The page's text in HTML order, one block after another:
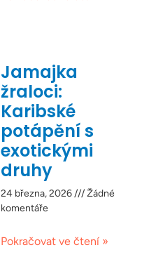
Jamajka
žraloci:
Karibské
potápění s
exotickými
druhy
24 března, 2026
Žádné
komentáře
Pokračovat ve čtení »